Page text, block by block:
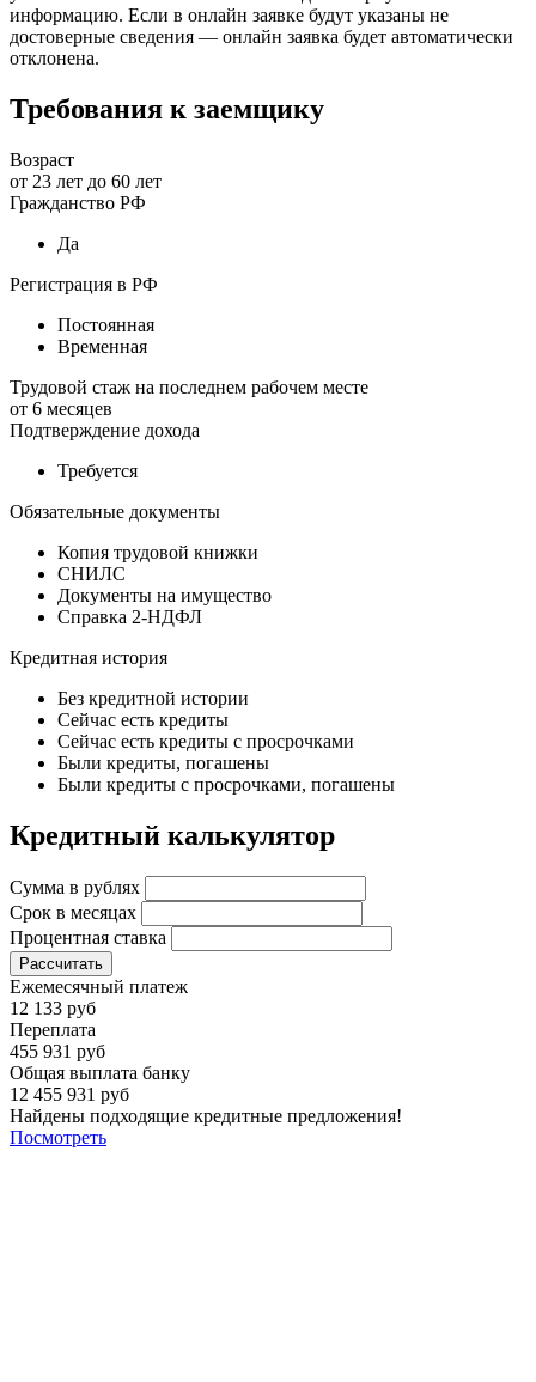
информацию. Если в онлайн заявке будут указаны не
достоверные сведения — онлайн заявка будет автоматически
отклонена.
Требования к заемщику
Возраст
от 23 лет до 60 лет
Гражданство РФ
Да
Регистрация в РФ
Постоянная
Временная
Трудовой стаж на последнем рабочем месте
от 6 месяцев
Подтверждение дохода
Требуется
Обязательные документы
Копия трудовой книжки
СНИЛС
Документы на имущество
Справка 2-НДФЛ
Кредитная история
Без кредитной истории
Сейчас есть кредиты
Сейчас есть кредиты с просрочками
Были кредиты, погашены
Были кредиты с просрочками, погашены
Кредитный калькулятор
Сумма в рублях
Срок в месяцах
Процентная ставка
Рассчитать
Ежемесячный платеж
12 133 руб
Переплата
455 931 руб
Общая выплата банку
12 455 931 руб
Найдены подходящие кредитные предложения!
Посмотреть